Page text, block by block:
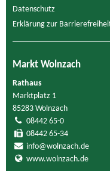
Datenschutz
Erklärung zur
Markt Wolnzach
Rathaus
Marktplatz 1
85283 Wolnzach
08442 65-0
08442 65-34
info@wolnzach.de
www.wolnzach.de